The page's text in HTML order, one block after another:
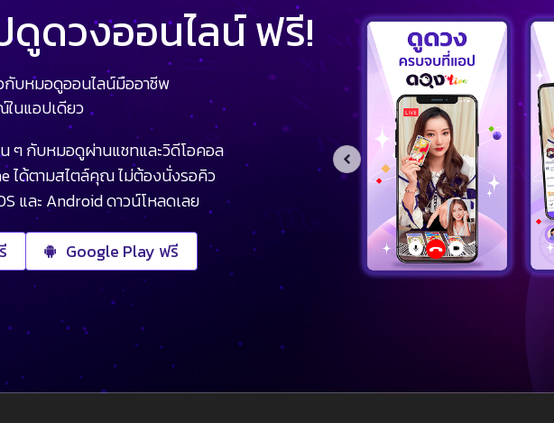
ดูดวงออนไลน์ ฟรี!
กับหมอดูออนไลน์มืออาชีพ
นแอปเดียว
ๆ กับหมอดูผ่านแชทและวิดีโอคอล
ได้ตามสไตล์คุณ ไม่ต้องนั่งรอคิว
และ Android ดาวน์โหลดเลย
Google Play ฟรี